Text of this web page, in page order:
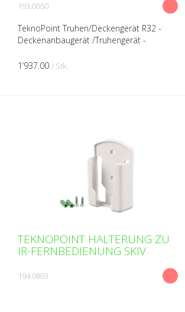
193.0050
TeknoPoint Truhen/Deckengerät R32 -
Deckenanbaugerät /Truhengerät -
Ventilator (Tangentiallüfter) - IR-
1’937.00 / Stk.
TEKNOPOINT HALTERUNG ZU
IR-FERNBEDIENUNG SKIV
194.0803